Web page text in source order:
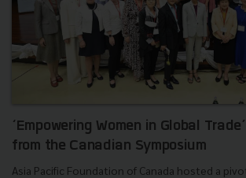
‘Empowering Women in Global
from the Canadian Symposium
Asia Pacific Foundation of Canada hosted a